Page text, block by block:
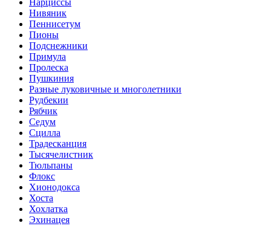
Нарциссы
Нивяник
Пеннисетум
Пионы
Подснежники
Примула
Пролеска
Пушкиния
Разные луковичные и многолетники
Рудбекии
Рябчик
Седум
Сцилла
Традесканция
Тысячелистник
Тюльпаны
Флокс
Хионодокса
Хоста
Хохлатка
Эхинацея